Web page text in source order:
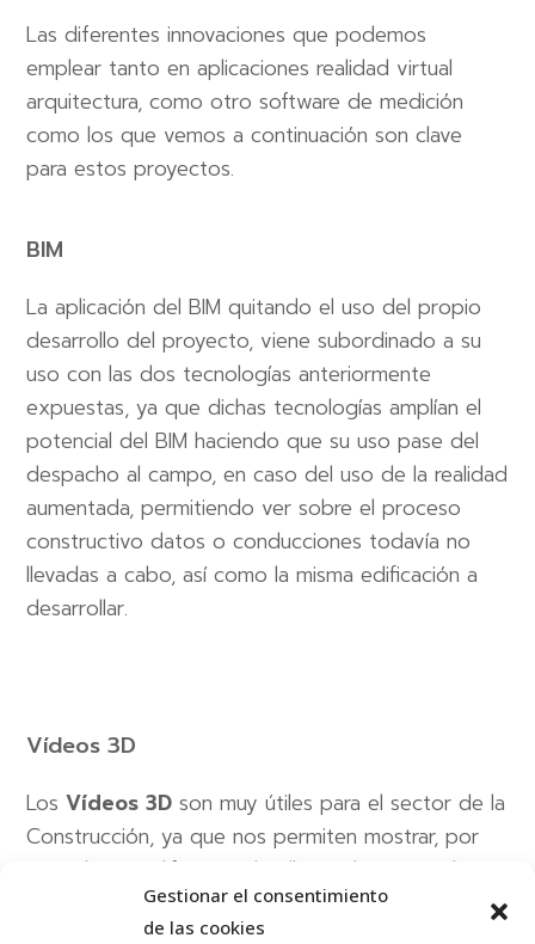
Gestionar el consentimiento
de las cookies
Las diferentes innovaciones que podemos
emplear tanto en aplicaciones realidad virtual
arquitectura, como otro software de medición
como los que vemos a continuación son clave
para estos proyectos.
BIM
La aplicación del BIM quitando el uso del propio
desarrollo del proyecto, viene subordinado a su
uso con las dos tecnologías anteriormente
expuestas, ya que dichas tecnologías amplían el
potencial del BIM haciendo que su uso pase del
despacho al campo, en caso del uso de la realidad
aumentada, permitiendo ver sobre el proceso
constructivo datos o conducciones todavía no
llevadas a cabo, así como la misma edificación a
desarrollar.
Vídeos 3D
LosVídeos 3D son muy útiles para el sector de la
Construcción, ya que nos permiten mostrar, por
ejemplo, un edificio en detalle mucho antes de su
construcción, así como los espacios con
terminaciones finales. También son muy comunes la